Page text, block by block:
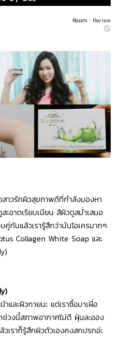
Room : Review
สาวรักผิวสุขภาพดีที่กำลังมองหา
อาดเรียบเนียน สีผิวดูสม่ำเสมอ
คู่กันแล้วเรารู้สึกว่ามันโอเครมากๆ
Collagen White Soap และ
และผิวกายนะ แต่เราซื้อมาเผื่อ
ช่วงนี้สภาพอากาศไม่ดี ฝุ่นละออง
เราก็รู้สึกผิวตัวเองคงสกปรกอ่ะ